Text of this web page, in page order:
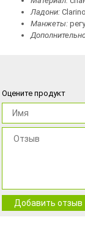
Ладони:
Манжеты:
Оцените продукт
Добавить отзыв